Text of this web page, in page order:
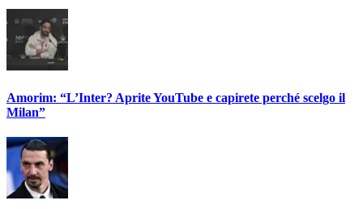
Amorim: “L’Inter? Aprite YouTube e capirete perché scelgo il
Milan”